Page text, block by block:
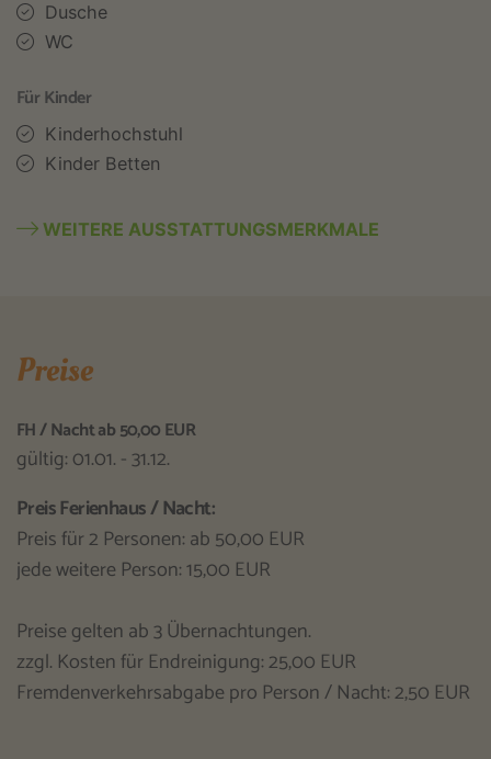
Dusche
WC
Für Kinder
Kinderhochstuhl
Kinder Betten
WEITERE AUSSTATTUNGSMERKMALE
Preise
FH / Nacht ab 50,00 EUR
gültig: 01.01. - 31.12.
Preis Ferienhaus / Nacht:
Preis für 2 Personen: ab 50,00 EUR
jede weitere Person: 15,00 EUR
Preise gelten ab 3 Übernachtungen.
zzgl. Kosten für Endreinigung: 25,00 EUR
Fremdenverkehrsabgabe pro Person / Nacht: 2,50 EUR